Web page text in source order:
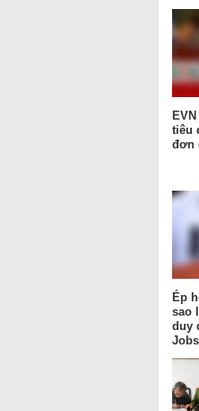
tiêu
đơn
Ép
sao
duy